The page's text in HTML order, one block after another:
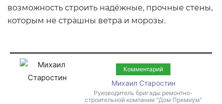
возможность строить надёжные, прочные стены,
которым не страшны ветра и морозы.
Комментарий
Михаил Старостин
Руководитель бригады ремонтно-
строительной компании "Дом Премиум"